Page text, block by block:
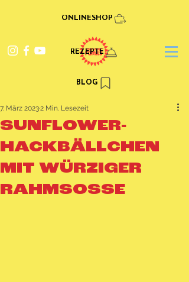
REZEPTE
BLOG
ONLINESHOP
SUNFLOWER-
HACKBÄLLCHEN
MIT WÜRZIGER
RAHMSOSSE
7. März 20232 Min. Lesezeit